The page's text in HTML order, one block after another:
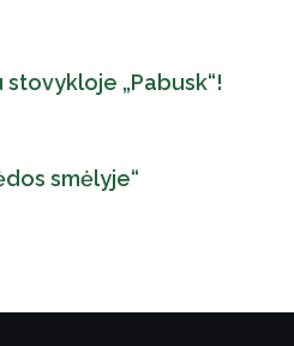
„Pabusk“!
smėlyje“